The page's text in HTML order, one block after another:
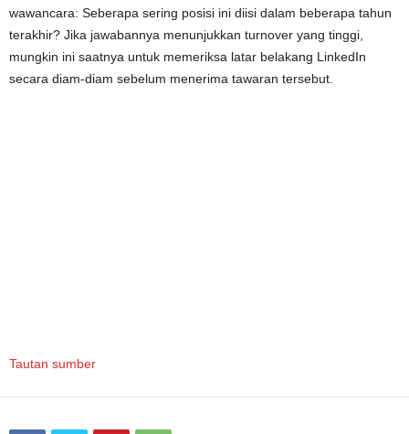
wawancara: Seberapa sering posisi ini diisi dalam beberapa tahun
terakhir? Jika jawabannya menunjukkan turnover yang tinggi,
mungkin ini saatnya untuk memeriksa latar belakang LinkedIn
secara diam-diam sebelum menerima tawaran tersebut.
Tautan sumber